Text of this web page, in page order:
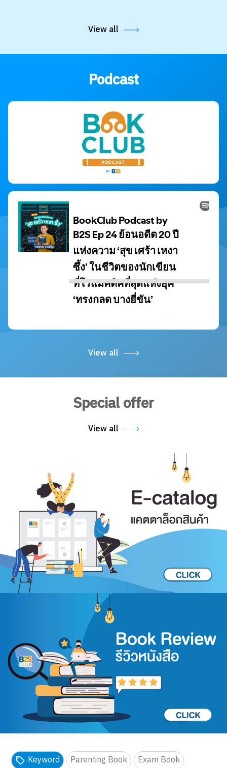
View all
Podcast
View all
Special offer
View all
Keyword Parenting Book
Exam Book